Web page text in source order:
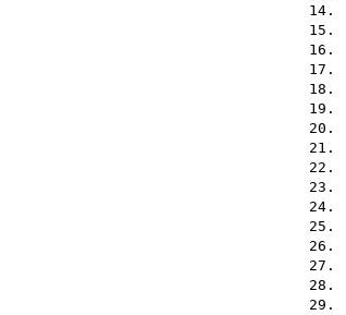
14.
15.
16.
17.
18.
19.
20.
21.
22.
23.
24.
25.
26.
27.
28.
29.